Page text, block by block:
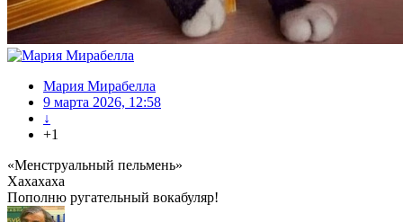
Мария Мирабелла
9 марта 2026, 12:58
↓
+1
«Менструальный пельмень»
Хахахаха
Пополню ругательный вокабуляр!